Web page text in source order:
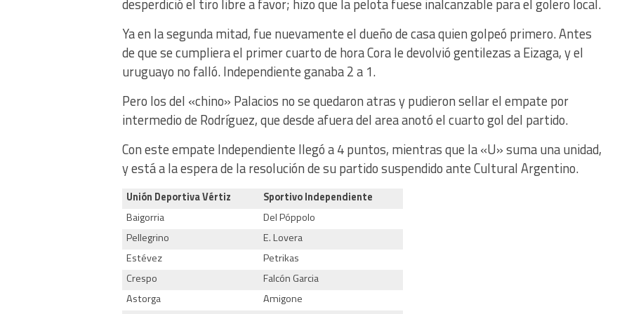
desperdició el tiro libre a favor; hizo que la pelota fuese inalcanzable para el golero local.
Ya en la segunda mitad, fue nuevamente el dueño de casa quien golpeó primero. Antes
de que se cumpliera el primer cuarto de hora Cora le devolvió gentilezas a Eizaga, y el
uruguayo no falló. Independiente ganaba 2 a 1.
Pero los del «chino» Palacios no se quedaron atras y pudieron sellar el empate por
intermedio de Rodríguez, que desde afuera del area anotó el cuarto gol del partido.
Con este empate Independiente llegó a 4 puntos, mientras que la «U» suma una unidad,
y está a la espera de la resolución de su partido suspendido ante Cultural Argentino.
Unión Deportiva Vértiz
Sportivo Independiente
Baigorria
Del Póppolo
Pellegrino
E. Lovera
Estévez
Petrikas
Crespo
Falcón Garcia
Astorga
Amigone